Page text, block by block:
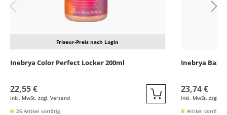
Friseur-Preis nach Login
Inebrya Color Perfect Locker 200ml
22,55 €
inkl. MwSt. zzgl. Versand Quickbuy
26 Artikel vorrätig
Inebrya
23,74 €
inkl. MwSt. zzgl.
Artikel vorrätig